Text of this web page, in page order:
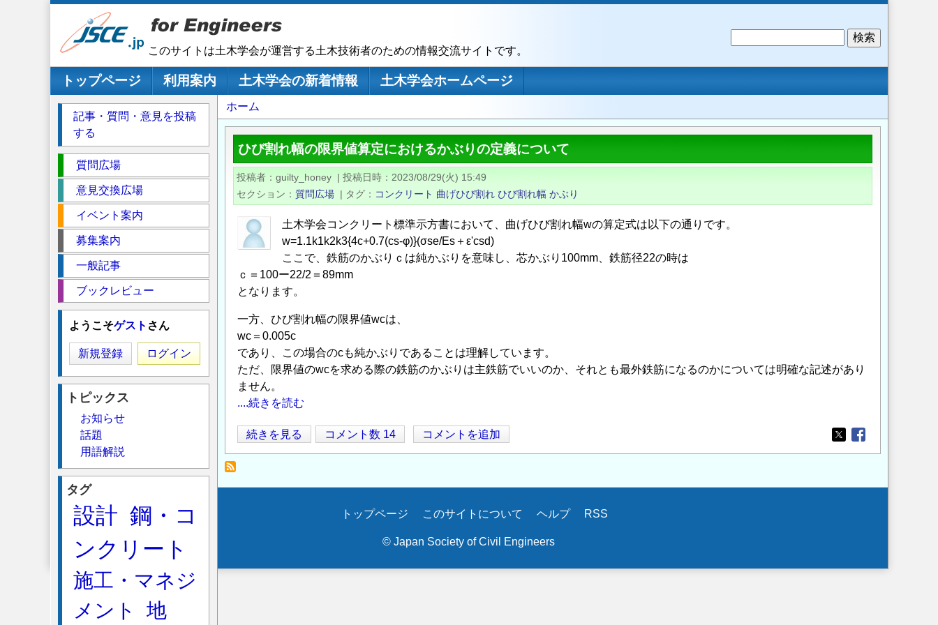
このサイトは土木学会が運営する土木技術者のための情報交流サイトです。
メインナビゲーション
トップページ 利用案内 土木学会の新着情報
土木学会ホームページ
パ
ン
く
ず
ホーム
ひび割れ幅の限界値算定におけるかぶりの定義について
投稿者 guilty_honey | 投稿日時
2023/08/29(火) 15:49
セクション
質問広場 | タグ コンクリート 曲げひび割れ ひび割れ幅 かぶり
土木学会コンクリート標準示方書において、曲げひび割れ幅wの算定式は以下の通りです。
w=1.1k1k2k3{4c+0.7(cs-φ)}(σse/Es＋ε'csd)
ここで、鉄筋のかぶりｃは純かぶりを意味し、芯かぶり100mm、鉄筋径22の時は
ｃ＝100ー22/2＝89mm
となります。
一方、ひび割れ幅の限界値wcは、
wc＝0.005c
であり、この場合のcも純かぶりであることは理解しています。
ただ、限界値のwcを求める際の鉄筋のかぶりは主鉄筋でいいのか、それとも最外鉄筋になるのかについては明確な記述があり
ません。
....続きを読む
ひ
び
れ
続きを見る コメント数 14 コメントを追加
Opens in a new
Opens in a new
記事・質問・意見を投稿
する
ク
シ
質問広場
意見交換広場
イベント案内
募集案内
一般記事
ブックレビュー
ようこそゲスト さん
新規登録 ログイン
トピックス
お知らせ
話題
用語解説
タグ
設計 鋼・コ
ンクリート
施工・マネジ
メント
地
Secondary
トップページ このサイトについて ヘルプ RSS
© Japan Society of Civil Engineers